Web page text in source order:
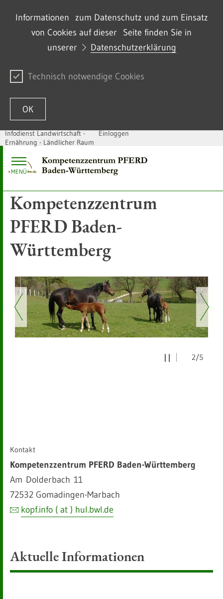
Informationen zum Datenschutz und zum Einsatz
von Cookies auf dieser Seite finden Sie in
unserer
Datenschutzerklärung
Technisch notwendige Cookies
OK
Zum Inhalt springen
Infodienst Landwirtschaft -
Ernährung - Ländlicher Raum
Einloggen
MENÜ
Kompetenzzentrum
PFERD Baden-
Württemberg
2/5
Kontakt
Kompetenzzentrum PFERD Baden-Württemberg
Am Dolderbach 11
72532 Gomadingen-Marbach
kopf.info ( at ) hul.bwl.de
Aktuelle Informationen